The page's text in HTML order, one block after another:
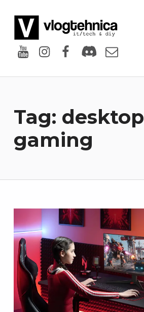
YoutubeInstagram
Facebook
DiscordEmail
Tag: desktop
gaming